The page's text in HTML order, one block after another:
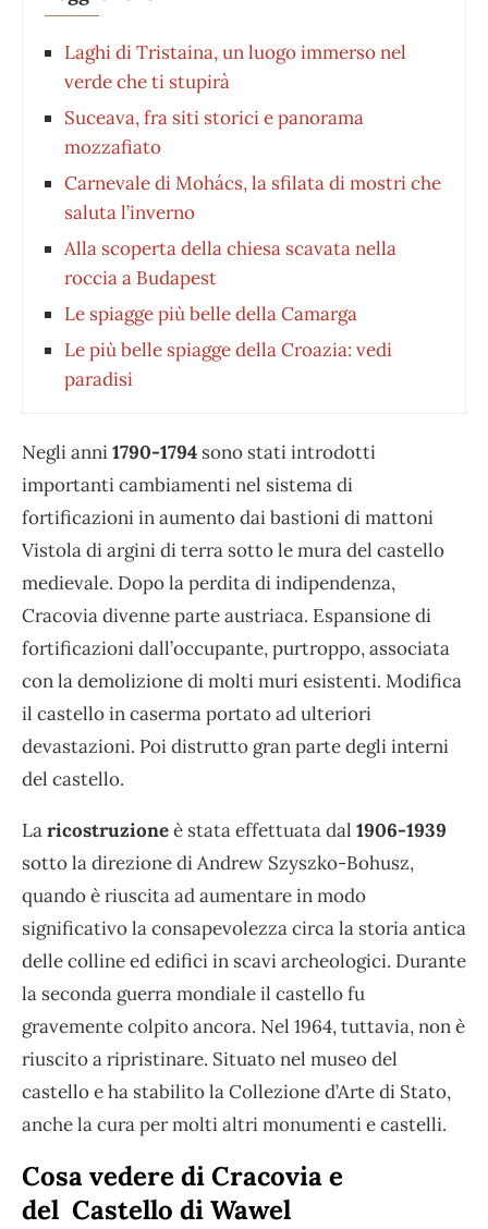
Laghi di Tristaina, un luogo immerso nel
verde che ti stupirà
Suceava, fra siti storici e panorama
mozzafiato
Carnevale di Mohács, la sfilata di mostri che
saluta l’inverno
Alla scoperta della chiesa scavata nella
roccia a Budapest
Le spiagge più belle della Camarga
Le più belle spiagge della Croazia: vedi
paradisi
Negli anni1790-1794 sono stati introdotti
importanti cambiamenti nel sistema di
fortificazioni in aumento dai bastioni di mattoni
Vistola di argini di terra sotto le mura del castello
medievale. Dopo la perdita di indipendenza,
Cracovia divenne parte austriaca. Espansione di
fortificazioni dall’occupante, purtroppo, associata
con la demolizione di molti muri esistenti. Modifica
il castello in caserma portato ad ulteriori
devastazioni. Poi distrutto gran parte degli interni
del castello.
Laricostruzioneè stata effettuata dal 1906-1939
sotto la direzione di Andrew Szyszko-Bohusz,
quando è riuscita ad aumentare in modo
significativo la consapevolezza circa la storia antica
delle colline ed edifici in scavi archeologici. Durante
la seconda guerra mondiale il castello fu
gravemente colpito ancora. Nel 1964, tuttavia, non è
riuscito a ripristinare. Situato nel museo del
castello e ha stabilito la Collezione d’Arte di Stato,
anche la cura per molti altri monumenti e castelli.
Cosa vedere di Cracovia e
del Castello di Wawel